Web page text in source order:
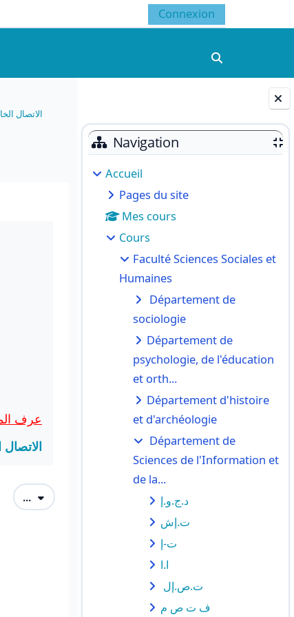
BlocsNavigation
Accueil
Pages du site
Mes cours
Cours
Faculté Sciences Sociales et
Humaines
Département de
sociologie
Département de
psychologie, de l'éducation
et orth...
Département d'histoire
et d'archéologie
Département de
Sciences de l'Information et
de la...
د.ج.و.إ
ت.إش
ت-إ
ا.ا
ت.ص.إل
ف ت ص م
Connexion
الاتصال
عرف
... Exporter des articles